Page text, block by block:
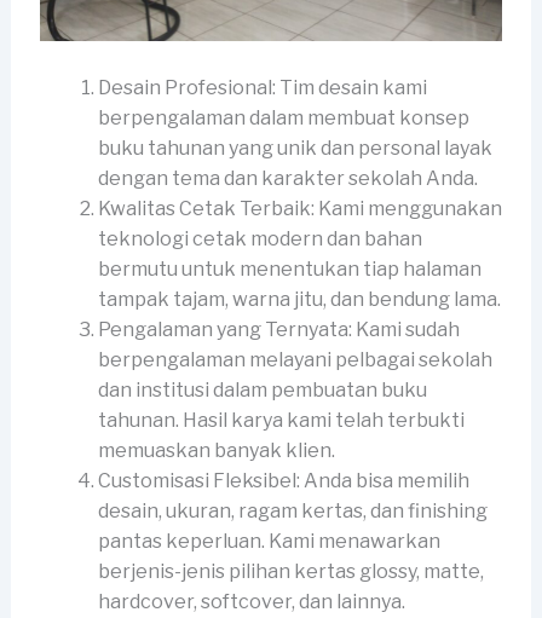
Desain Profesional: Tim desain kami
berpengalaman dalam membuat konsep
buku tahunan yang unik dan personal layak
dengan tema dan karakter sekolah Anda.
Kwalitas Cetak Terbaik: Kami menggunakan
teknologi cetak modern dan bahan
bermutu untuk menentukan tiap halaman
tampak tajam, warna jitu, dan bendung lama.
Pengalaman yang Ternyata: Kami sudah
berpengalaman melayani pelbagai sekolah
dan institusi dalam pembuatan buku
tahunan. Hasil karya kami telah terbukti
memuaskan banyak klien.
Customisasi Fleksibel: Anda bisa memilih
desain, ukuran, ragam kertas, dan finishing
pantas keperluan. Kami menawarkan
berjenis-jenis pilihan kertas glossy, matte,
hardcover, softcover, dan lainnya.